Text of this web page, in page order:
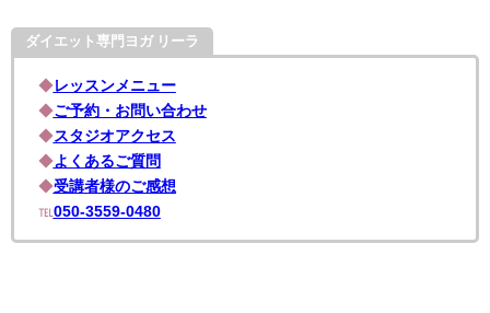
ダイエット専門ヨガ リーラ
◆ レッスンメニュー
◆ご予約・お問い合わせ
◆ スタジオアクセス
◆ よくあるご質問
◆受講者様のご感想
℡ 050-3559-0480